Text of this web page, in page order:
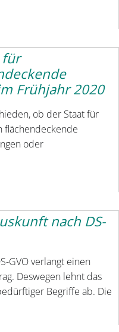
für
Frühjahr 2020
ob der Staat für
flächendeckende
oder
nach DS-
GVO verlangt einen
Deswegen lehnt das
Begriffe ab. Die